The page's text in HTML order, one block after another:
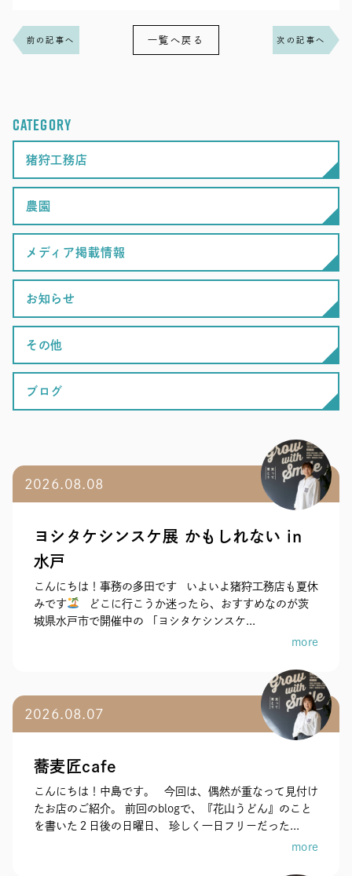
前の記事へ 一覧へ戻る 次の記事へ
CATEGORY
猪狩工務店
農園
メディア掲載情報
お知らせ
その他
ブログ
2026.08.08
ヨシタケシンスケ展 かもしれない in
水戸
こんにちは！事務の多田です いよいよ猪狩工務店も夏休
みです
どこに行こうか迷ったら、おすすめなのが茨
城県水戸市で開催中の 「ヨシタケシンスケ...
more
2026.08.07
蕎麦匠cafe
こんにちは！中島です。 今回は、偶然が重なって見付け
たお店のご紹介。 前回のblogで、『花山うどん』のこと
を書いた２日後の日曜日、 珍しく一日フリーだった...
more